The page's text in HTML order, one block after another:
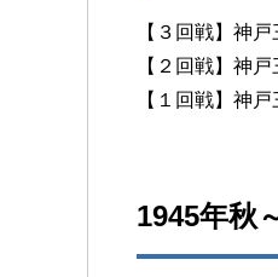
【３回戦】神
【２回戦】神
【１回戦】神
1945年秋